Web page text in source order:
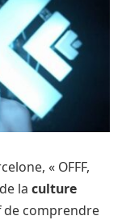
« OFFF,
la culture
comprendre